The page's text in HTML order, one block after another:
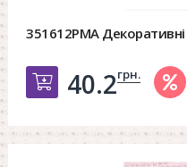
351612PMA
Добавить в
40.2грн.